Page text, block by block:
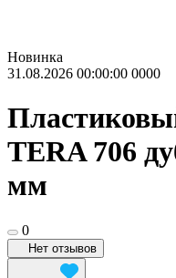
Новинка
31.08.2026 00:00:00 0000
TERA 706
мм
0
Нет отзывов